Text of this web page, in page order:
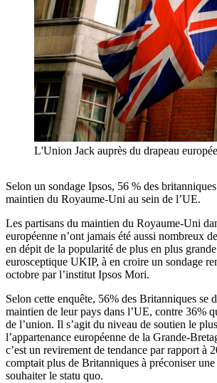
L'Union Jack auprès du drapeau
Selon un sondage Ipsos, 56 % des
maintien du Royaume-Uni au sein de l’UE.
Les partisans du maintien du Royaume-Uni
européenne n’ont jamais été aussi nombreux
en dépit de la popularité de plus en plus
eurosceptique UKIP, à en croire un sondage
octobre par l’institut Ipsos Mori.
Selon cette enquête, 56% des Britanniques se
maintien de leur pays dans l’UE, contre 36%
de l’union. Il s’agit du niveau de soutien le
l’appartenance européenne de la Grande-
c’est un revirement de tendance par rapport à
comptait plus de Britanniques à préconiser une
souhaiter le statu quo.